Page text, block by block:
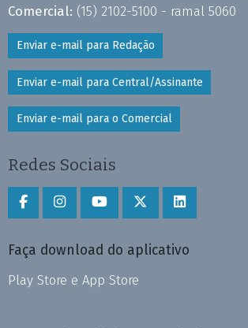
Comercial: (15) 2102-5100 - ramal 5060
Enviar e-mail para Redação
Enviar e-mail para Central/Assinante
Enviar e-mail para o Comercial
Redes Sociais
Faça download do aplicativo
Play Store e App Store